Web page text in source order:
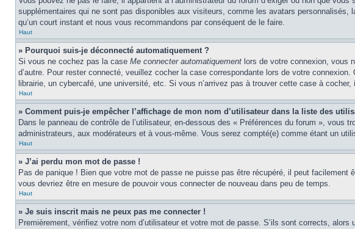
supplémentaires qui ne sont pas disponibles aux visiteurs, comme les avatars personnalisés,
qu’un court instant et nous vous recommandons par conséquent de le faire.
Haut
» Pourquoi suis-je déconnecté automatiquement ?
Si vous ne cochez pas la case Me connecter automatiquement lors de votre connexion, vous
d’autre. Pour rester connecté, veuillez cocher la case correspondante lors de votre
librairie, un cybercafé, une université, etc. Si vous n’arrivez pas à trouver cette case à
Haut
» Comment puis-je empêcher l’affichage de mon nom d’utilisateur dans la liste des
Dans le panneau de contrôle de l’utilisateur, en-dessous des « Préférences du forum », vous
administrateurs, aux modérateurs et à vous-même. Vous serez compté(e) comme étant un
Haut
» J’ai perdu mon mot de passe !
Pas de panique ! Bien que votre mot de passe ne puisse pas être récupéré, il peut
vous devriez être en mesure de pouvoir vous connecter de nouveau dans peu de temps.
Haut
» Je suis inscrit mais ne peux pas me connecter !
Premièrement, vérifiez votre nom d’utilisateur et votre mot de passe. S’ils sont corrects,